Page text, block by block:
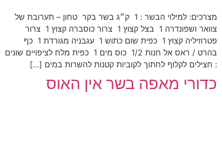
מצרכים: למילוי הבשר : 1 ק״ג בשר בקר טחון – תערובת של
צוואר ושפונדרה 1 בצל קצוץ 1 צרור כוסברה קצוץ 1 צרור
פטרוזיליה קצוץ 1 כפית שום כתוש 1 עגבניה מגורדת 1 כף
בהרט / ראס אל חנות 1/2 כוס מים 1 כפית מלח לציפויים שונים
: חצילים לקלוף לחתוך לקוביות קטנות להשרות במים […]
כדורי מאפה בשר אין האוס